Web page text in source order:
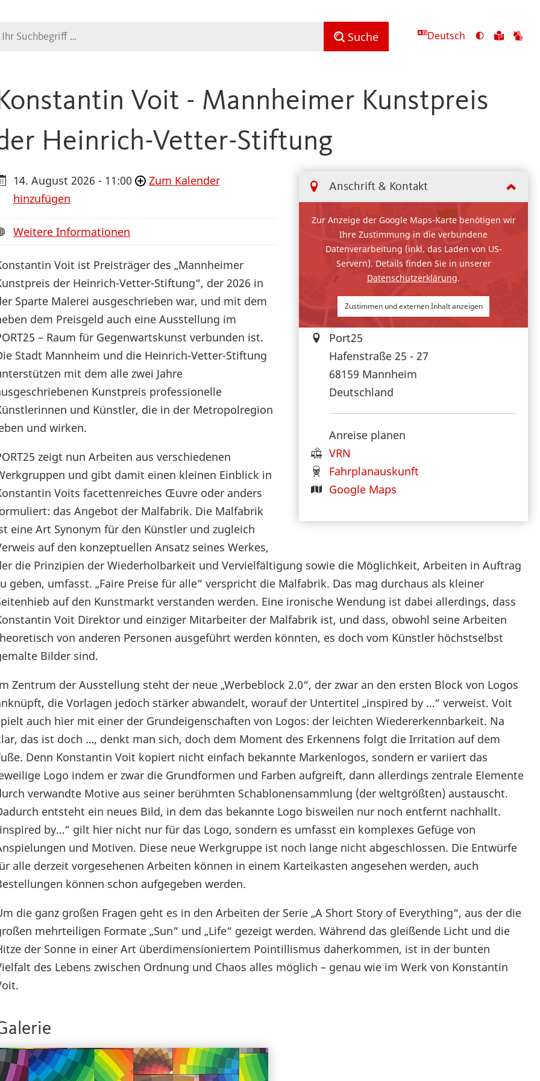
Suche Deutsch
Ansicht
umschalten
Zu
Voit - Mannheimer Kunstpreis
Heinrich-Vetter-Stiftung
Anschrift & Kontakt
Zur Anzeige der Google Maps-Karte benötigen wir
Ihre Zustimmung in die verbundene
Datenverarbeitung (inkl. das Laden von US-
Servern). Details finden Sie in unserer
Datenschutzerklärung.
Zustimmen und externen Inhalt anzeigen
Port25
Hafenstraße 25 - 27
68159 Mannheim
Deutschland
Anreise planen
VRN
Fahrplanauskunft
Google Maps
14. August 2026 - 11:00
Zum Kalender
hinzufügen
Weitere Informationen
Voit ist Preisträger des „Mannheimer
der Heinrich-Vetter-Stiftung“, der 2026 in
Sparte Malerei ausgeschrieben war, und mit dem
dem Preisgeld auch eine Ausstellung im
– Raum für Gegenwartskunst verbunden ist.
Stadt Mannheim und die Heinrich-Vetter-Stiftung
mit dem alle zwei Jahre
Kunstpreis professionelle
und Künstler, die in der Metropolregion
und wirken.
zeigt nun Arbeiten aus verschiedenen
und gibt damit einen kleinen Einblick in
Voits facettenreiches Œuvre oder anders
das Angebot der Malfabrik. Die Malfabrik
eine Art Synonym für den Künstler und zugleich
auf den konzeptuellen Ansatz seines Werkes,
die Prinzipien der Wiederholbarkeit und Vervielfältigung sowie die Möglichkeit, Arbeiten in Auftrag
geben, umfasst. „Faire Preise für alle“ verspricht die Malfabrik. Das mag durchaus als kleiner
auf den Kunstmarkt verstanden werden. Eine ironische Wendung ist dabei allerdings, dass
Voit Direktor und einziger Mitarbeiter der Malfabrik ist, und dass, obwohl seine Arbeiten
von anderen Personen ausgeführt werden könnten, es doch vom Künstler höchstselbst
Bilder sind.
Zentrum der Ausstellung steht der neue „Werbeblock 2.0“, der zwar an den ersten Block von Logos
die Vorlagen jedoch stärker abwandelt, worauf der Untertitel „inspired by …“ verweist. Voit
auch hier mit einer der Grundeigenschaften von Logos: der leichten Wiedererkennbarkeit. Na
das ist doch …, denkt man sich, doch dem Moment des Erkennens folgt die Irritation auf dem
Denn Konstantin Voit kopiert nicht einfach bekannte Markenlogos, sondern er variiert das
Logo indem er zwar die Grundformen und Farben aufgreift, dann allerdings zentrale Elemente
verwandte Motive aus seiner berühmten Schablonensammlung (der weltgrößten) austauscht.
entsteht ein neues Bild, in dem das bekannte Logo bisweilen nur noch entfernt nachhallt.
by…“ gilt hier nicht nur für das Logo, sondern es umfasst ein komplexes Gefüge von
und Motiven. Diese neue Werkgruppe ist noch lange nicht abgeschlossen. Die Entwürfe
alle derzeit vorgesehenen Arbeiten können in einem Karteikasten angesehen werden, auch
können schon aufgegeben werden.
die ganz großen Fragen geht es in den Arbeiten der Serie „A Short Story of Everything“, aus der die
mehrteiligen Formate „Sun“ und „Life“ gezeigt werden. Während das gleißende Licht und die
der Sonne in einer Art überdimensioniertem Pointillismus daherkommen, ist in der bunten
des Lebens zwischen Ordnung und Chaos alles möglich – genau wie im Werk von Konstantin